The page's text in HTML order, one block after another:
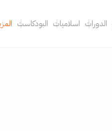
الدورات اسلاميات البودكاست